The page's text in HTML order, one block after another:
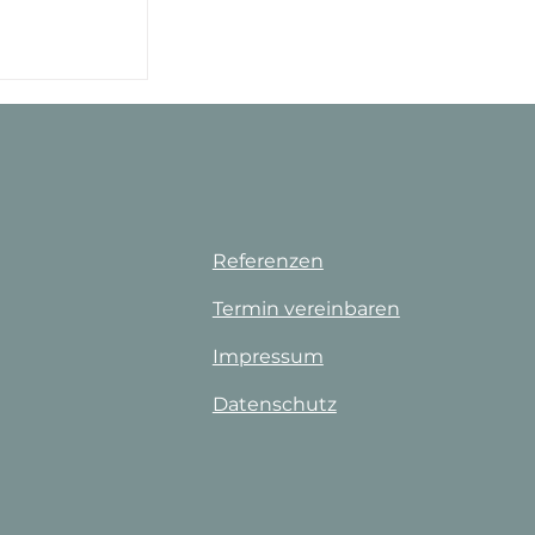
Referenzen
Termin vereinbaren
Impressum
Datenschutz
Kundenbewertungen und Erfahrungen zu
Actiovita